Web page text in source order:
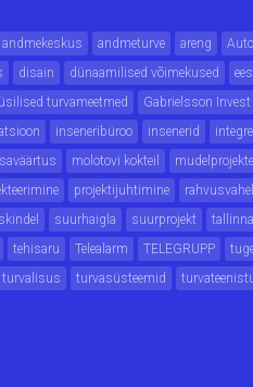
andmekeskus andmeturve areng
disain dünaamilised võimekused
turvameetmed Gabrielsson Invest
inseneribüroo insenerid
molotovi kokteil
projektijuhtimine
suurhaigla suurprojekt
tehisaru Telealarm TELEGRUPP
turvalisus turvasüsteemid